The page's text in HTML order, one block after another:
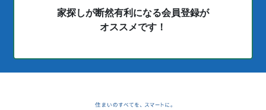
家探しが断然有利になる会員登録が
オススメです！